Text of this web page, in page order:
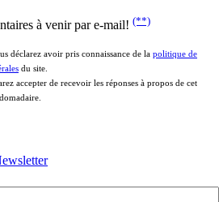
à venir par e-mail! (**)
déclarez avoir pris connaissance de la politique de
du site.
accepter de recevoir les réponses à propos de cet